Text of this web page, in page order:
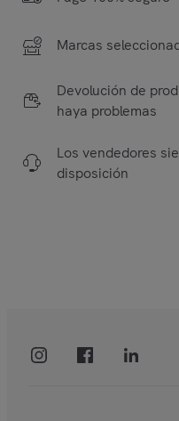
Marcas
Devolución de
haya problemas
Los vendedores
disposición